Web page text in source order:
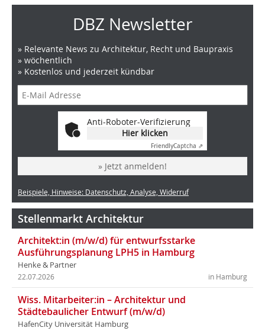
DBZ Newsletter
» Relevante News zu Architektur, Recht und Baupraxis
» wöchentlich
» Kostenlos und jederzeit kündbar
Anti-Roboter-Verifizierung
Hier klicken
FriendlyCaptcha ⇗
» Jetzt anmelden!
Beispiele, Hinweise: Datenschutz, Analyse, Widerruf
Stellenmarkt Architektur
Architekt:in (m/w/d) für entwurfsstarke
Ausführungsplanung LPH5 in Hamburg
Henke & Partner
in Hamburg
22.07.2026
Wiss. Mitarbeiter:in – Architektur und
Städtebaulicher Entwurf (m/w/d)
HafenCity Universität Hamburg